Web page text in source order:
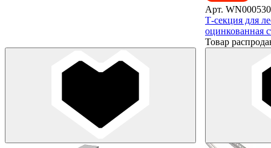
Арт.
Т-секция для
оцинкованная
Товар